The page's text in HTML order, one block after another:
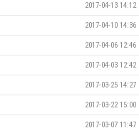
2017-04-13 14:12
2017-04-10 14:36
2017-04-06 12:46
2017-04-03 12:42
2017-03-25 14:27
2017-03-22 15:00
2017-03-07 11:47